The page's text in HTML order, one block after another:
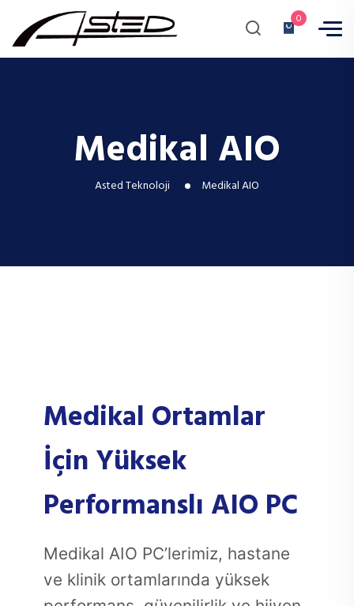
0
Medikal AIO
Asted Teknoloji Medikal AIO
Medikal Ortamlar
İçin Yüksek
Performanslı AIO PC
Medikal AIO PC’lerimiz, hastane
ve klinik ortamlarında yüksek